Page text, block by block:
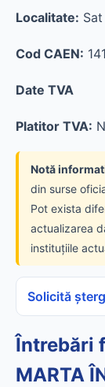
Localitate:
Cod CAEN:
Date TVA
Platitor TVA:
Notă
din surse
Pot exista
actualizarea
instituțiile
Solicită
Întrebări
MARTA